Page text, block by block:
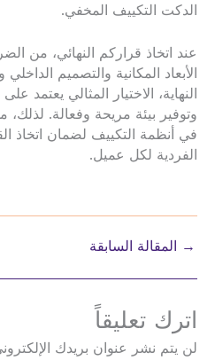
الدكت التكييف المخفي.
عند اتخاذ قراركم النهائي، من
الأبعاد المكانية والتصميم
النهاية، الاختيار المثالي يعتمد
وتوفير بيئة مريحة وفعالة.
في أنظمة التكييف لضمان اتخاذ
الفردية لكل عميل.
→ المقالة السابقة
اترك تعليقاً
لن يتم نشر عنوان بريدك